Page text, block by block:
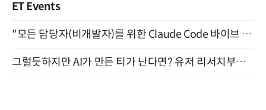
ET Events
"모든 담당자(비개발자)를 위한 Claude Code 바이브 코딩 2-day 부트캠프" 9월 16~17일 개최
그럴듯하지만 AI가 만든 티가 난다면? 유저 리서치부터 배포까지! (9/15)